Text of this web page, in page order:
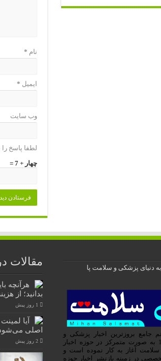
نام *
ایمیل *
وب‌ سایت
لطفا پاسخ را
چهار + 7 =
دنیای پزشکی و سلامت پا
جامع بروزترین اخبار پزشکی و
سلامت از سال 1389 به صورت متمرکز در حوزه اخبار
آغاز به کار نموده است و
در زمینه بازنشر اخبار حوزه
مقالات
هرآنچه
بدانید؛ از
1 روز پیش
آیا
اصلی
2 روز پیش